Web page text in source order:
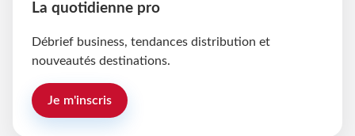
La quotidienne pro
Débrief business, tendances distribution et
nouveautés destinations.
Je m'inscris